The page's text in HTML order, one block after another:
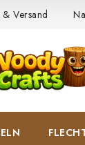
Versand